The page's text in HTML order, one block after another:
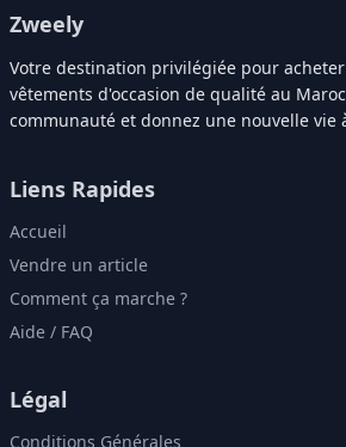
Zweely
Votre destination privilégiée pour
vêtements d'occasion de qualité au
communauté et donnez une nouvelle vie
Liens Rapides
Accueil
Vendre un article
Comment ça marche ?
Aide / FAQ
Légal
Conditions Générales